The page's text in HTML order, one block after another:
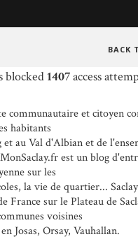
BACK
blocked1407access
communautaire et citoyen
habitants
et au Val d'Albian et de
est un blog
sur les
la vie de quartier...
France sur le Plateau de
voisines
Josas, Orsay, Vauhallan.